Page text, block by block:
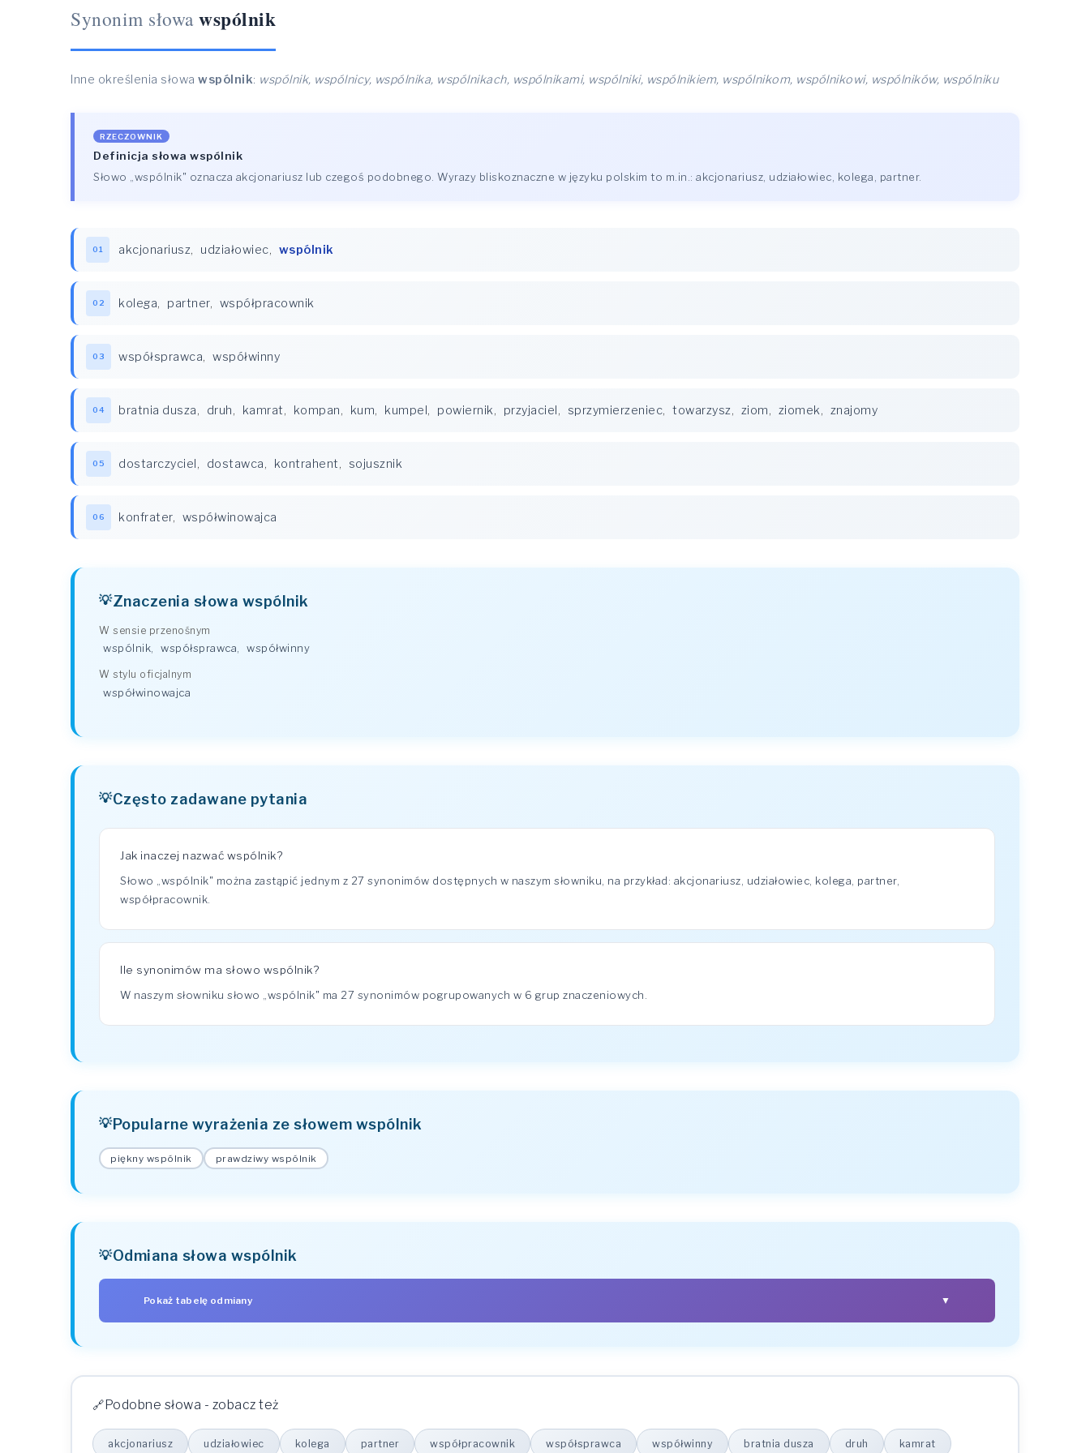
Synonim słowa wspólnik
Inne określenia słowa wspólnik: wspólnik, wspólnicy, wspólnika, wspólnikach, wspólnikami, wspólniki, wspólnikiem, wspólnikom, wspólnikowi, wspólników, wspólniku
RZECZOWNIK
Definicja słowa wspólnik
Słowo „wspólnik" oznacza akcjonariusz lub czegoś podobnego. Wyrazy bliskoznaczne w języku polskim to m.in.: akcjonariusz, udziałowiec, kolega, partner.
01 akcjonariusz, udziałowiec, wspólnik
02 kolega, partner, współpracownik
03 współsprawca, współwinny
04 bratnia dusza, druh, kamrat, kompan, kum, kumpel, powiernik, przyjaciel, sprzymierzeniec, towarzysz, ziom, ziomek, znajomy
05 dostarczyciel, dostawca, kontrahent, sojusznik
06 konfrater, współwinowajca
Znaczenia słowa wspólnik
W sensie przenośnym
wspólnik, współsprawca, współwinny
W stylu oficjalnym
współwinowajca
Często zadawane pytania
Jak inaczej nazwać wspólnik?
Słowo „wspólnik" można zastąpić jednym z 27 synonimów dostępnych w naszym słowniku, na przykład: akcjonariusz, udziałowiec, kolega, partner,
współpracownik.
Ile synonimów ma słowo wspólnik?
W naszym słowniku słowo „wspólnik" ma 27 synonimów pogrupowanych w 6 grup znaczeniowych.
Popularne wyrażenia ze słowem wspólnik
piękny wspólnik prawdziwy wspólnik
Odmiana słowa wspólnik
Pokaż tabelę odmiany ▼
Celownik (komu? czemu?)
Biernik (kogo? co?)
wspólnik
wspólniki
Podobne słowa - zobacz też
akcjonariusz udziałowiec kolega partner współpracownik współsprawca współwinny bratnia dusza druh kamrat